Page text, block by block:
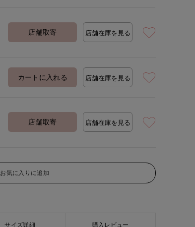
店舗取寄 店舗在庫を見る
カートに入れる 店舗在庫を見る
店舗取寄 店舗在庫を見る
お気に入りに追加
サイズ詳細 購入レビュー